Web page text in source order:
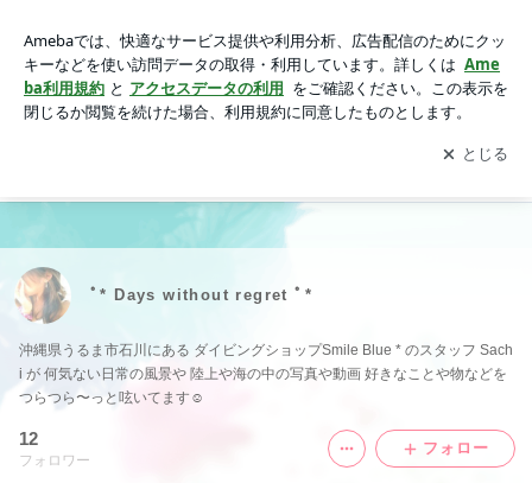
アプリをダウンロードして ブログの更新通知
を受け取りまし
ょう。
開く
ﾟ* Days without regret ﾟ*
沖縄県うるま市石川にある ダイビングショップSmile Blue * のスタッフ Sach
i が 何気ない日常の風景や 陸上や海の中の写真や動画 好きなことや物などを
つらつら〜っと呟いてます☺︎
12
フォロワー
フォロー